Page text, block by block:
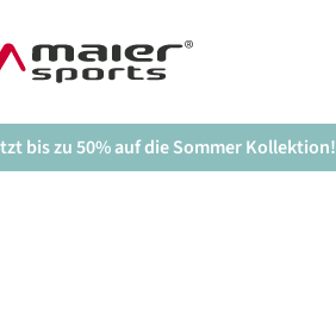
bis zu 50% auf die Sommer Kollektion!